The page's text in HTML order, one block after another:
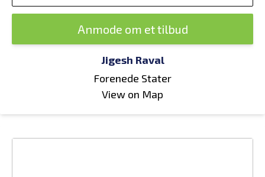
Anmode om et tilbud
Jigesh Raval
Forenede Stater
View on Map